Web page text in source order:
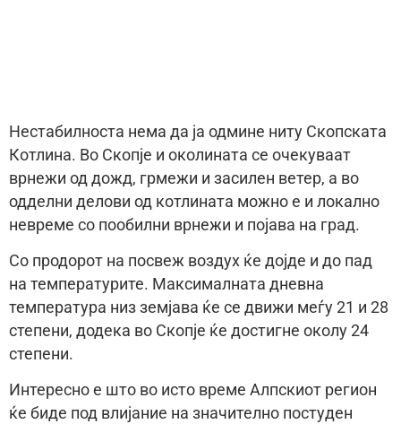
Нестабилноста нема да ја одмине ниту Скопската
Котлина. Во Скопје и околината се очекуваат
врнежи од дожд, грмежи и засилен ветер, а во
одделни делови од котлината можно е и локално
невреме со пообилни врнежи и појава на град.
Со продорот на посвеж воздух ќе дојде и до пад
на температурите. Максималната дневна
температура низ земјава ќе се движи меѓу 21 и 28
степени, додека во Скопје ќе достигне околу 24
степени.
Интересно е што во исто време Алпскиот регион
ќе биде под влијание на значително постуден